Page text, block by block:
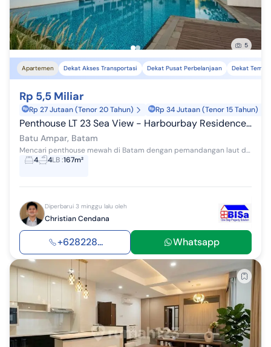
5
Apartemen Dekat Akses Transportasi Dekat Pusat Perbelanjaan Dekat
Rp 5,5 Miliar
Rp 27 Jutaan (Tenor 20 Tahun) Rp 34 Jutaan (Tenor 15 Tahun)
Penthouse LT 23 Sea View - Harbourbay Residence Batam
Batu Ampar, Batam
Mencari penthouse mewah di Batam dengan pemandangan laut dan lokasi premium? Penthouse HarbourBay Residence menawarkan hunian eksklusif di lantai...
4
4LB:167m²
Diperbarui 3 minggu lalu oleh
Christian Cendana
+628228... Whatsapp